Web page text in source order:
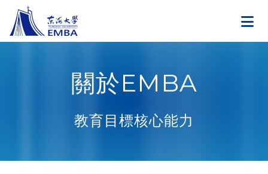
關於EMBA
教育目標核心能力